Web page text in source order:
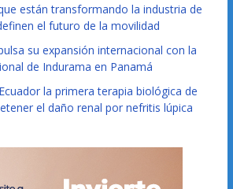
están transformando la industria de
el futuro de la movilidad
su expansión internacional con la
de Indurama en Panamá
la primera terapia biológica de
el daño renal por nefritis lúpica